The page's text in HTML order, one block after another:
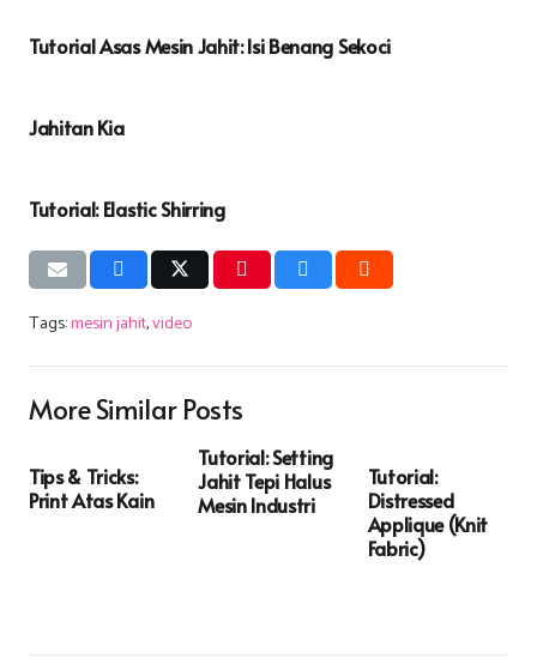
Tutorial Asas Mesin Jahit: Isi Benang Sekoci
Jahitan Kia
Tutorial: Elastic Shirring
Tags:mesin jahit,video
More Similar Posts
Tips & Tricks:
Print Atas Kain
Tutorial: Setting
Jahit Tepi Halus
Mesin Industri
Tutorial:
Distressed
Applique (Knit
Fabric)